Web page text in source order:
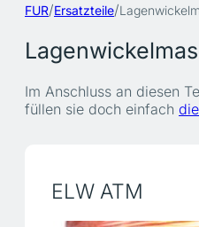
FUR/Ersatzteile/
Im Anschluss an diesen
füllen sie doch einfach
ELW ATM